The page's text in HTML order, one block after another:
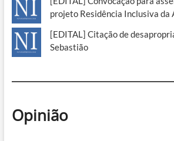
projeto Residência Inclusiva da
[EDITAL] Citação de
Sebastião
Opinião